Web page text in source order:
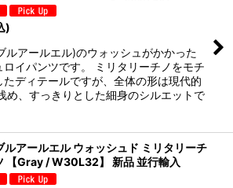
)
ルアールエル)のウォッシュがかかった
ロイパンツです。 ミリタリーチノをモチ
たディテールですが、全体の形は現代的
め、すっきりとした細身のシルエットで
ルアールエル ウォッシュド ミリタリーチ
【Gray / W30L32】 新品 並行輸入